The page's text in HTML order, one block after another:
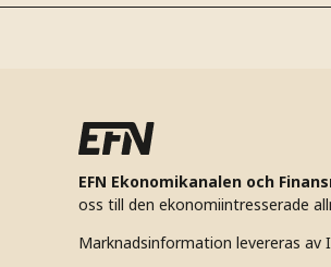
EFN Ekonomikanalen och
oss till den ekonomiintresserade
Marknadsinformation levereras av